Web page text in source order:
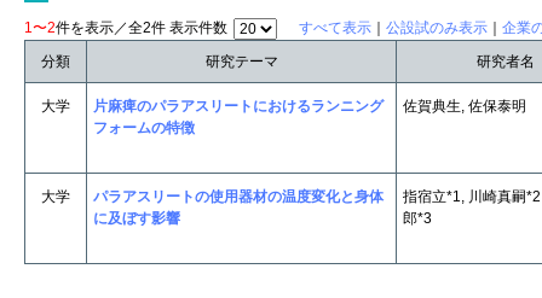
1〜2件を表示／全2件 表示件数 すべて表示 公設試のみ表示
企業
分類
研究テーマ 研究者名
大学
片麻痺のパラアスリートにおけるランニング
フォームの特徴
佐賀典生, 佐保泰明
大学
パラアスリートの使用器材の温度変化と身体
に及ぼす影響
指宿立*1, 川崎真嗣
郎*3